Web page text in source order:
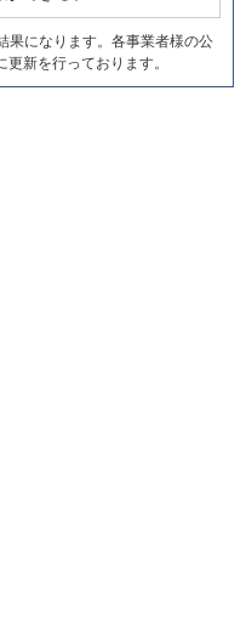
果になります。各事業者様の公
新を行っております。